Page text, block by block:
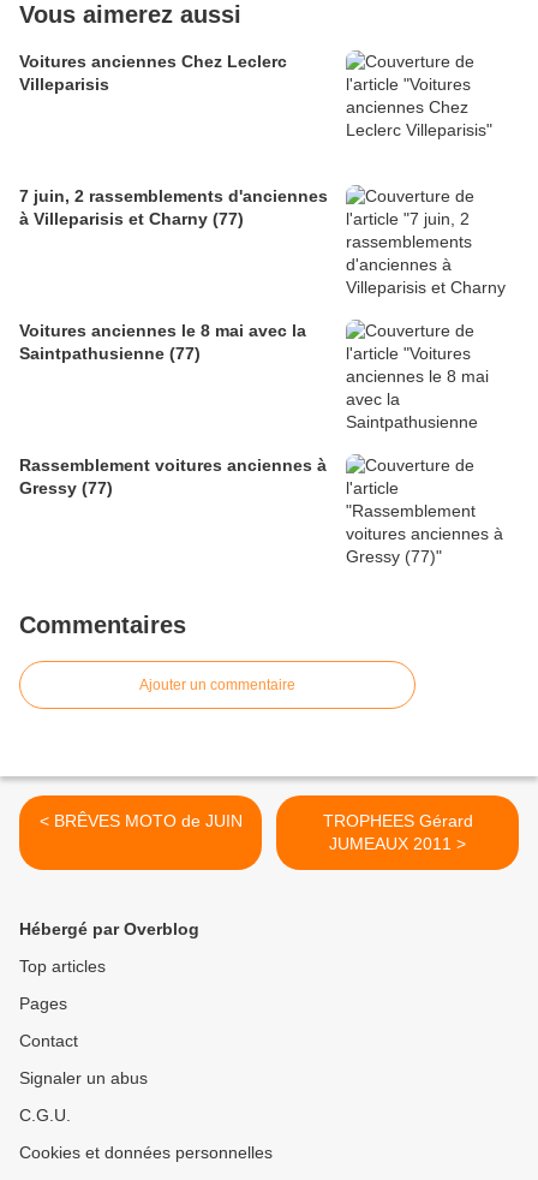
Vous aimerez aussi
Voitures anciennes Chez Leclerc
Villeparisis
7 juin, 2 rassemblements d'anciennes
à Villeparisis et Charny (77)
Voitures anciennes le 8 mai avec la
Saintpathusienne (77)
Rassemblement voitures anciennes à
Gressy (77)
Commentaires
Ajouter un commentaire
< BRÊVES MOTO de JUIN
TROPHEES Gérard
JUMEAUX 2011 >
Hébergé par Overblog
Top articles
Pages
Contact
Signaler un abus
C.G.U.
Cookies et données personnelles